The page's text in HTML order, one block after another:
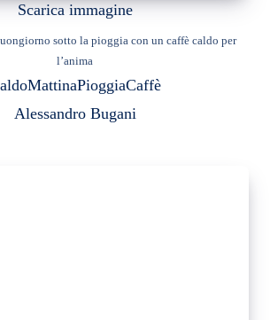
Scarica immagine
sotto la pioggia con un caffè caldo per
l’anima
MattinaPioggiaCaffè
Alessandro Bugani